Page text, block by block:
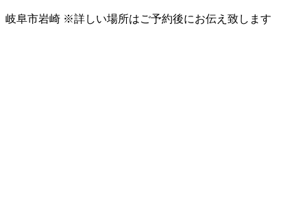
岐阜市岩崎 ※詳しい場所はご予約後にお伝え致します